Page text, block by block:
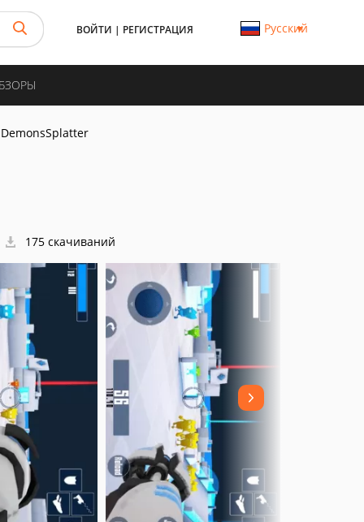
ВОЙТИ | РЕГИСТРАЦИЯ Русский
175 скачиваний